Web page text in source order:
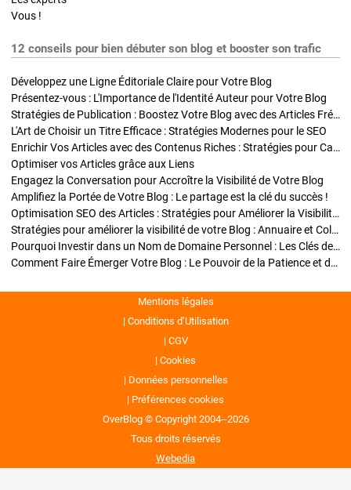
Vous !
12 conseils pour bien débuter son blog et booster son trafic
Développez une Ligne Éditoriale Claire pour Votre Blog
Présentez-vous : L'Importance de l'Identité Auteur pour Votre Blog
Stratégies de Publication : Boostez Votre Blog avec des Articles Fréquents et Exclusifs
L'Art de Choisir un Titre Efficace : Stratégies Modernes pour le SEO
Enrichir Vos Articles avec des Contenus Riches : Stratégies pour Captiver et Optimiser
Optimiser vos Articles grâce aux Liens
Engagez la Conversation pour Accroître la Visibilité de Votre Blog
Amplifiez la Portée de Votre Blog : Le partage est la clé du succès !
Optimisation SEO des Articles : Stratégies pour Améliorer la Visibilité de Votre Blog
Stratégies pour améliorer la visibilité de votre Blog : Annuaire et Collaborations
Pourquoi Investir dans un Nom de Domaine Personnel : Les Clés de la Réussite de Votre Blog
Comment Faire Émerger Votre Blog : Le Pouvoir de la Patience et de la Persévérance
Mentions légales
Conditions d’Utilisation
CGV
Cookies
Données personnelles
Préférences cookies
OverBlog © Copyright 2004--2026
Tous droits réservés
Webedia